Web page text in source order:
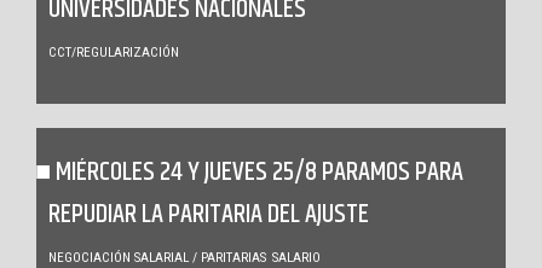
UNIVERSIDADES NACIONALES
CCT/REGULARIZACIÓN
MIÉRCOLES 24 Y JUEVES 25/8 PARAMOS PARA
REPUDIAR LA PARITARIA DEL AJUSTE
NEGOCIACIÓN SALARIAL / PARITARIAS SALARIO